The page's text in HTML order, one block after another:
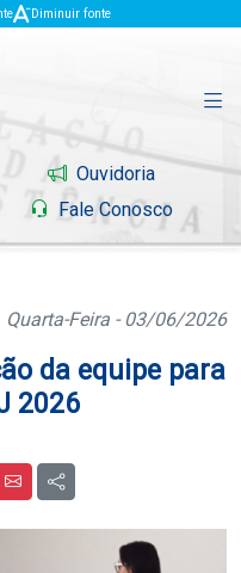
Diminuir fonte
Ouvidoria
Fale Conosco
Quarta-Feira - 03/06/2026
da equipe para
2026